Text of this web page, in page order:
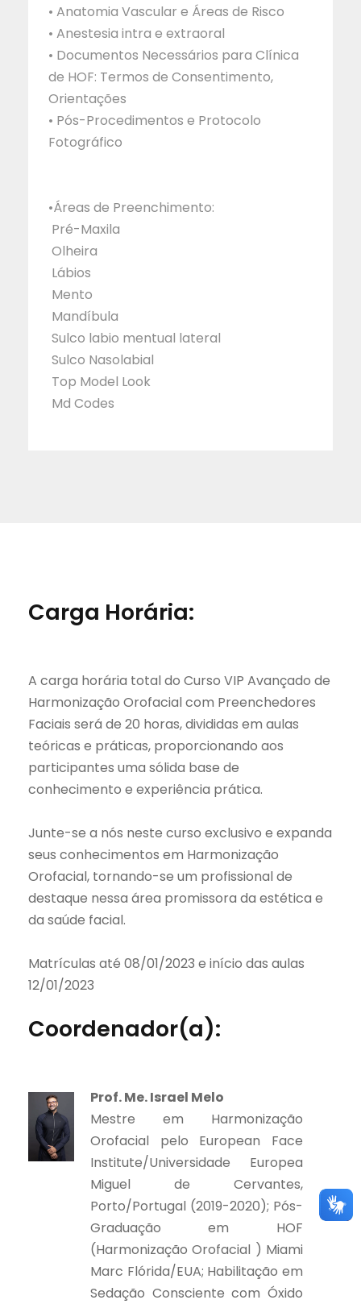
• Anatomia Vascular e Áreas de Risco
• Anestesia intra e extraoral
• Documentos Necessários para Clínica
de HOF: Termos de Consentimento,
Orientações
• Pós-Procedimentos e Protocolo
Fotográfico
•Áreas de Preenchimento:
Pré-Maxila
Olheira
Lábios
Mento
Mandíbula
Sulco labio mentual lateral
Sulco Nasolabial
Top Model Look
Md Codes
Carga Horária:
A carga horária total do Curso VIP Avançado de
Harmonização Orofacial com Preenchedores
Faciais será de 20 horas, divididas em aulas
teóricas e práticas, proporcionando aos
participantes uma sólida base de
conhecimento e experiência prática.
Junte-se a nós neste curso exclusivo e expanda
seus conhecimentos em Harmonização
Orofacial, tornando-se um profissional de
destaque nessa área promissora da estética e
da saúde facial.
Matrículas até 08/01/2023 e início das aulas
12/01/2023
Coordenador(a):
Prof. Me. Israel Melo
Mestre em Harmonização
Orofacial pelo European Face
Institute/Universidade Europea
Miguel de Cervantes,
Porto/Portugal (2019-2020); Pós-
Graduação em HOF
(Harmonização Orofacial ) Miami
Marc Flórida/EUA; Habilitação em
Sedação Consciente com Óxido